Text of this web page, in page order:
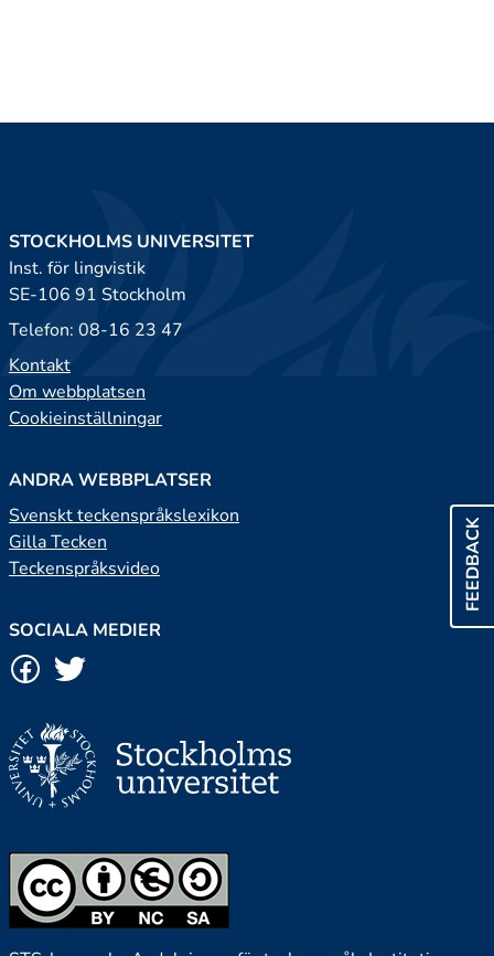
FEEDBACK
STOCKHOLMS UNIVERSITET
Inst. för lingvistik
SE-106 91 Stockholm
Telefon: 08-16 23 47
Kontakt
Om webbplatsen
Cookieinställningar
ANDRA WEBBPLATSER
Svenskt teckenspråkslexikon
Gilla Tecken
Teckenspråksvideo
SOCIALA MEDIER